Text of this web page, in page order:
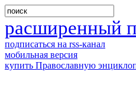
расширенный
подписаться на rss-канал
мобильная версия
купить Православную